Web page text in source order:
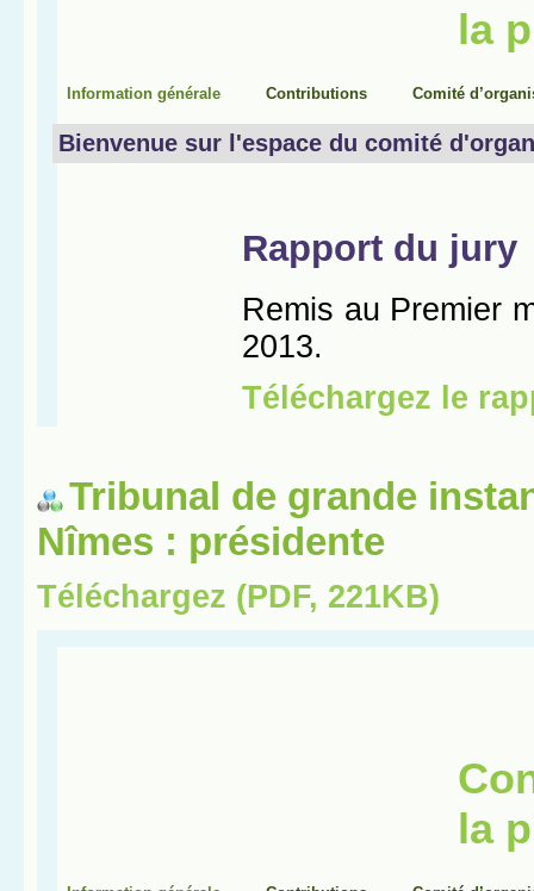
Tribunal de grande
Nîmes : présidente
Téléchargez (PDF, 221KB)